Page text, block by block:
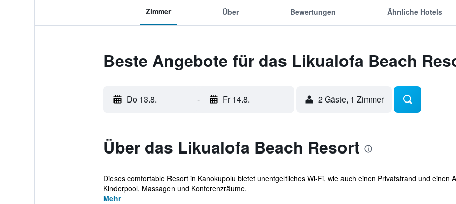
Zimmer Über Bewertungen Ähnliche Hotels
Beste Angebote für das Likualofa Beach
Do 13.8. - Fr 14.8. 2 Gäste, 1 Zimmer
Über das Likualofa Beach Resort
Dieses comfortable Resort in Kanokupolu bietet unentgeltliches Wi-Fi, wie auch einen Privatstrand und einen
Kinderpool, Massagen und Konferenzräume.
Mehr